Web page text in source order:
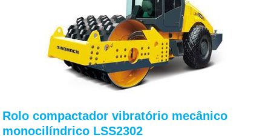
Rolo compactador vibratório mecânico
monocilíndrico LSS2302